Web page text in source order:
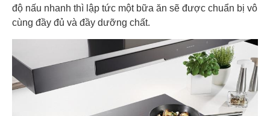
Thông số tủ mát
Màu
Màu Đen
độ nấu nhanh thì lập tức một bữa ăn sẽ được chuẩn bị vô
cùng đầy đủ và đầy dưỡng chất.